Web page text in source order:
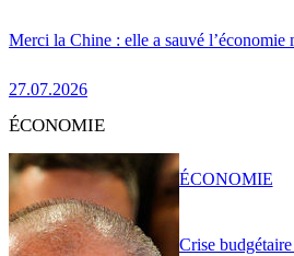
Merci la Chine : elle a sauvé l’économie
27.07.2026
ÉCONOMIE
Crise
ÉCONOMIE